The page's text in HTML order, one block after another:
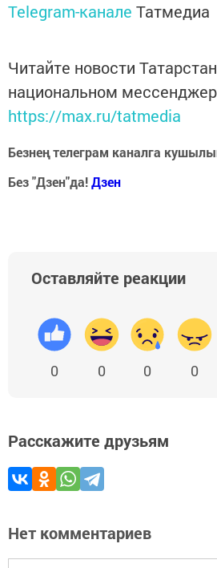
Telegram-канале Татмедиа
Читайте новости
национальном
https://max.ru/tatmedia
Безнең телеграм каналга
Без "Дзен"да!Дзен
Оставляйте реакции
0 0 0 0
Расскажите друзьям
Нет комментариев